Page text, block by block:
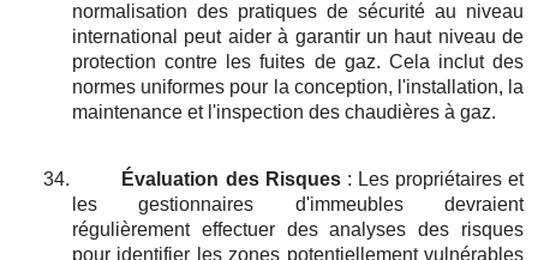
normalisation des pratiques de sécurité au niveau
international peut aider à garantir un haut niveau de
protection contre les fuites de gaz. Cela inclut des
normes uniformes pour la conception, l'installation, la
maintenance et l'inspection des chaudières à gaz.
34. Évaluation des Risques: Les propriétaires et
les gestionnaires d'immeubles devraient
régulièrement effectuer des analyses des risques
pour identifier les zones potentiellement vulnérables